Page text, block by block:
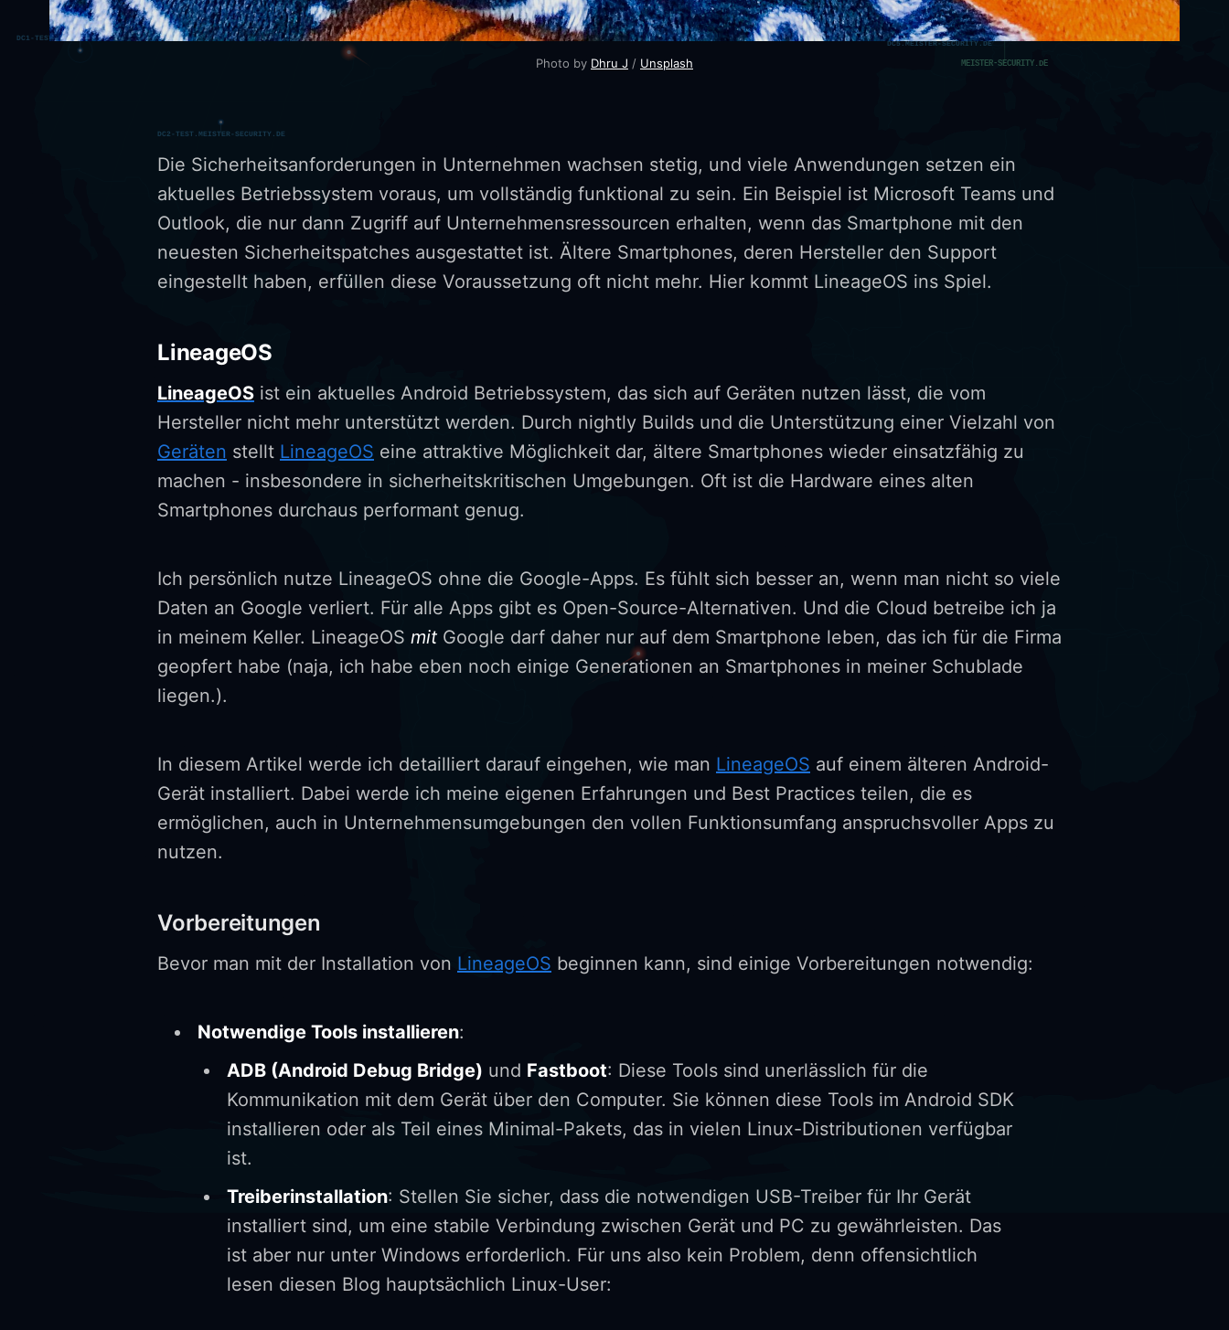
Photo by Dhru J / Unsplash
Die Sicherheitsanforderungen in Unternehmen wachsen stetig, und viele Anwendungen setzen ein
aktuelles Betriebssystem voraus, um vollständig funktional zu sein. Ein Beispiel ist Microsoft Teams und
Outlook, die nur dann Zugriff auf Unternehmensressourcen erhalten, wenn das Smartphone mit den
neuesten Sicherheitspatches ausgestattet ist. Ältere Smartphones, deren Hersteller den Support
eingestellt haben, erfüllen diese Voraussetzung oft nicht mehr. Hier kommt LineageOS ins Spiel.
LineageOS
LineageOS ist ein aktuelles Android Betriebssystem, das sich auf Geräten nutzen lässt, die vom
Hersteller nicht mehr unterstützt werden. Durch nightly Builds und die Unterstützung einer Vielzahl von
Geräten stellt LineageOS eine attraktive Möglichkeit dar, ältere Smartphones wieder einsatzfähig zu
machen - insbesondere in sicherheitskritischen Umgebungen. Oft ist die Hardware eines alten
Smartphones durchaus performant genug.
Ich persönlich nutze LineageOS ohne die Google-Apps. Es fühlt sich besser an, wenn man nicht so viele
Daten an Google verliert. Für alle Apps gibt es Open-Source-Alternativen. Und die Cloud betreibe ich ja
in meinem Keller. LineageOS mit Google darf daher nur auf dem Smartphone leben, das ich für die Firma
geopfert habe (naja, ich habe eben noch einige Generationen an Smartphones in meiner Schublade
liegen.).
In diesem Artikel werde ich detailliert darauf eingehen, wie man LineageOS auf einem älteren Android-
Gerät installiert. Dabei werde ich meine eigenen Erfahrungen und Best Practices teilen, die es
ermöglichen, auch in Unternehmensumgebungen den vollen Funktionsumfang anspruchsvoller Apps zu
nutzen.
Vorbereitungen
Bevor man mit der Installation von LineageOS beginnen kann, sind einige Vorbereitungen notwendig:
Notwendige Tools installieren:
ADB (Android Debug Bridge) und Fastboot: Diese Tools sind unerlässlich für die
Kommunikation mit dem Gerät über den Computer. Sie können diese Tools im Android SDK
installieren oder als Teil eines Minimal-Pakets, das in vielen Linux-Distributionen verfügbar
ist.
Treiberinstallation: Stellen Sie sicher, dass die notwendigen USB-Treiber für Ihr Gerät
installiert sind, um eine stabile Verbindung zwischen Gerät und PC zu gewährleisten. Das
ist aber nur unter Windows erforderlich. Für uns also kein Problem, denn offensichtlich
lesen diesen Blog hauptsächlich Linux-User: